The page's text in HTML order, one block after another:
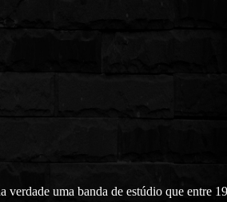
verdade uma banda de estúdio que entre